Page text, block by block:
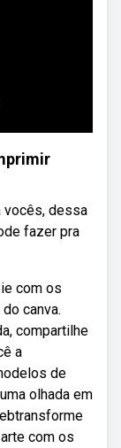
vocês, dessa
fazer pra
com os
canva.
compartilhe
a
de
olhada em
com os